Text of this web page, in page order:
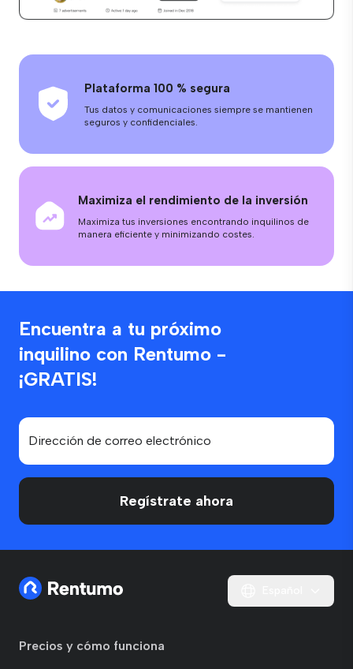
Plataforma 100 % segura
Tus datos y comunicaciones siempre se mantienen
seguros y confidenciales.
Maximiza el rendimiento de la inversión
Maximiza tus inversiones encontrando inquilinos de
manera eficiente y minimizando costes.
Encuentra a tu próximo
inquilino con Rentumo -
¡GRATIS!
Regístrate ahora
Precios y cómo funciona